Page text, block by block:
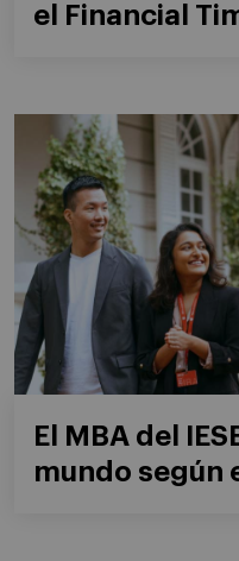
el Financial
El MBA del
mundo según